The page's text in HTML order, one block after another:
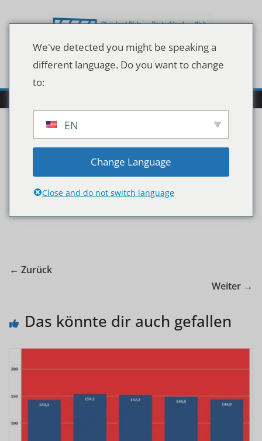
Inhalt
mega-konstruktionen-
achterbahn-valkyria
← Zurück
Weiter →
Das könnte dir auch gefallen
We've detected you might be speaking a
different language. Do you want to change
to:
EN
Change Language
Close and do not switch language